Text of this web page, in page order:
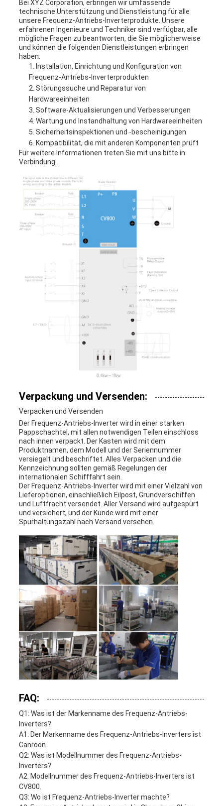
Bei XYZ Corporation, erbringen wir umfassende
technische Unterstützung und Dienstleistung für alle
unsere Frequenz-Antriebs-Inverterprodukte. Unsere
erfahrenen Ingenieure und Techniker sind verfügbar, alle
mögliche Fragen zu beantworten, die Sie möglicherweise
und können die folgenden Dienstleistungen erbringen
haben:
Installation, Einrichtung und Konfiguration von
Frequenz-Antriebs-Inverterprodukten
Störungssuche und Reparatur von
Hardwareeinheiten
Software-Aktualisierungen und Verbesserungen
Wartung und Instandhaltung von Hardwareeinheiten
Sicherheitsinspektionen und -bescheinigungen
Kompatibilität, die mit anderen Komponenten prüft
Für weitere Informationen treten Sie mit uns bitte in
Verbindung.
Verpackung und Versenden:
Verpacken und Versenden
Der Frequenz-Antriebs-Inverter wird in einer starken
Pappschachtel, mit allen notwendigen Teilen einschloss
nach innen verpackt. Der Kasten wird mit dem
Produktnamen, dem Modell und der Seriennummer
versiegelt und beschriftet. Alles Verpacken und die
Kennzeichnung sollten gemäß Regelungen der
internationalen Schifffahrt sein.
Der Frequenz-Antriebs-Inverter wird mit einer Vielzahl von
Lieferoptionen, einschließlich Eilpost, Grundverschiffen
und Luftfracht versendet. Aller Versand wird aufgespürt
und versichert, und der Kunde wird mit einer
Spurhaltungszahl nach Versand versehen.
FAQ:
Q1: Was ist der Markenname des Frequenz-Antriebs-
Inverters?
A1: Der Markenname des Frequenz-Antriebs-Inverters ist
Canroon.
Q2: Was ist Modellnummer des Frequenz-Antriebs-
Inverters?
A2: Modellnummer des Frequenz-Antriebs-Inverters ist
CV800.
Q3: Wo ist Frequenz-Antriebs-Inverter machte?